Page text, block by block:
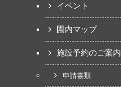
イベント
園内マップ
施設予約のご案内
申請書類